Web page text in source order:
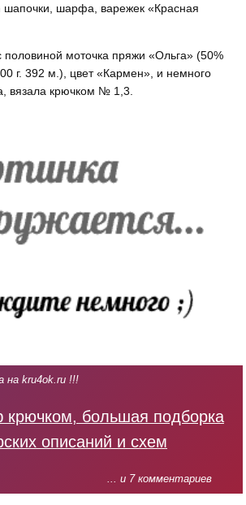
шапочки, шарфа, варежек «Красная
моточка пряжи «Ольга» (50%
г. 392 м.), цвет «Кармен», и немного
вязала крючком № 1,3.
на kru4ok.ru !!!
большая подборка
описаний и схем
... и 7 комментариев